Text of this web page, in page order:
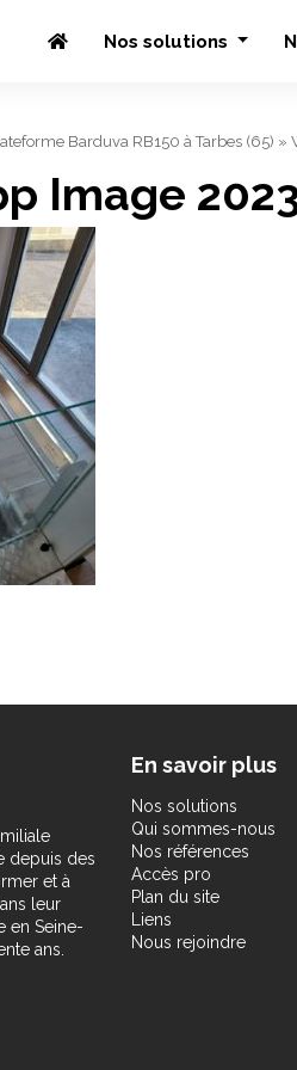
Nos solutions
Barduva RB150 à Tarbes (65) »
Image
depuis des
et à
leur
en Seine-
ans.
En savoir plus
Nos solutions
Qui sommes-nous
Nos références
Accès pro
Plan du site
Liens
Nous rejoindre